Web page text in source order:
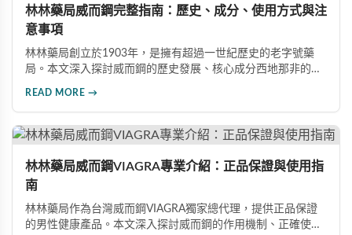
林林藥局威而鋼完整指南：歷史、成分、使用方式與注
意事項
林林藥局創立於1903年，是擁有超過一世紀歷史的老字號藥
局。本文深入探討威而鋼的歷史發展、核心成分西地那非的作
全面瞭解並安全使用相關產品。
READ MORE →
林林藥局威而鋼VIAGRA專業介紹：正品保證與使用指
南
林林藥局作為台灣威而鋼VIAGRA獨家總代理，提供正品保證
的男性健康產品。本文深入探討威而鋼的作用機制、正確使用